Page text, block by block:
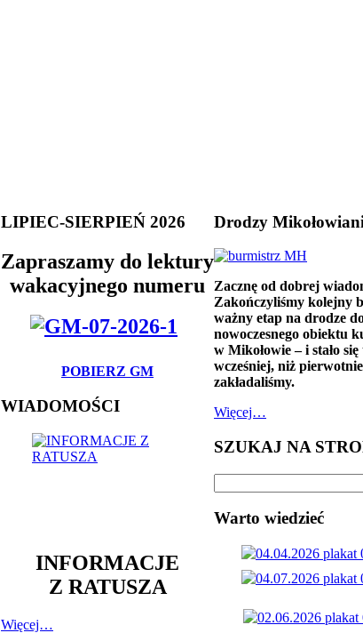
LIPIEC-SIERPIEŃ 2026
Zapraszamy do lektury
wakacyjnego numeru
POBIERZ GM
WIADOMOŚCI
INFORMACJE
Z RATUSZA
Więcej…
Drodzy
Zacznę od dobrej
Zakończyliśmy kolejny
ważny etap na drodze
nowoczesnego obiektu
w Mikołowie – i stało się
wcześniej, niż pierwotnie
zakładaliśmy.
Więcej…
SZUKAJ NA
Warto wiedzieć